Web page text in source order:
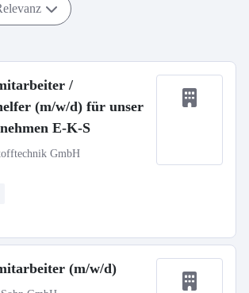
/
(m/w/d) für unser
E-K-S
GmbH
(m/w/d)